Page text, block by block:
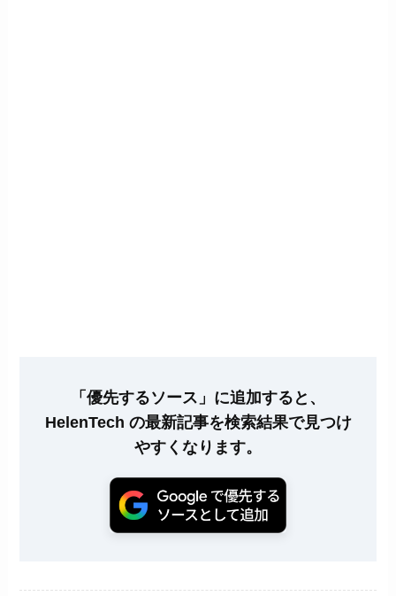
「優先するソース」に追加すると、
HelenTech の最新記事を検索結果で見つけ
やすくなります。